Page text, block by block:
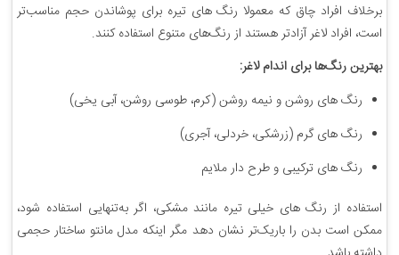
برخلاف افراد چاق که معمولا رنگ های تیره برای پوشاندن حجم مناسب‌تر
است، افراد لاغر آزادتر هستند از رنگ‌های متنوع استفاده کنند.
بهترین رنگ‌ها برای اندام لاغر:
رنگ های روشن و نیمه روشن (کرم، طوسی روشن، آبی یخی)
رنگ های گرم (زرشکی، خردلی، آجری)
رنگ های ترکیبی و طرح دار ملایم
استفاده از رنگ های خیلی تیره مانند مشکی، اگر به‌تنهایی استفاده شود،
ممکن است بدن را باریک‌تر نشان دهد مگر اینکه مدل مانتو ساختار حجمی